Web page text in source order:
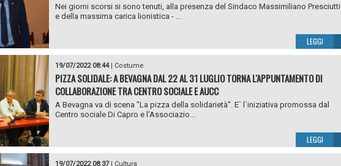
Nei giorni scorsi si sono tenuti, alla presenza del Sindaco Massimiliano Presciutti
e della massima carica lionistica - ...
LEGGI
19/07/2022 08:44| Costume
PIZZA SOLIDALE: A BEVAGNA DAL 22 AL 31 LUGLIO TORNA L'APPUNTAMENTO DI
COLLABORAZIONE TRA CENTRO SOCIALE E AUCC
A Bevagna va di scena "La pizza della solidarietà". E` l`iniziativa promossa dal
Centro sociale Di Capro e l’Associazio...
LEGGI
19/07/2022 08:37| Cultura